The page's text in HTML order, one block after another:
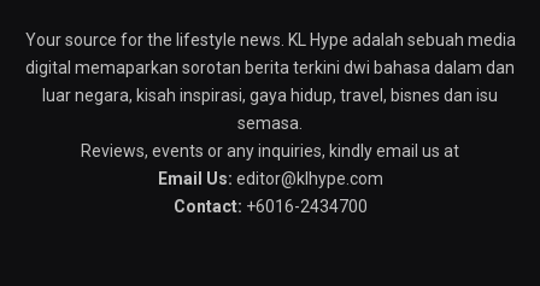
Your source for the lifestyle news. KL Hype adalah sebuah media
digital memaparkan sorotan berita terkini dwi bahasa dalam dan
luar negara, kisah inspirasi, gaya hidup, travel, bisnes dan isu
semasa.
Reviews, events or any inquiries, kindly email us at
Email Us: editor@klhype.com
Contact: +6016-2434700